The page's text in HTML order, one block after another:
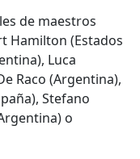
de maestros
Hamilton (Estados
Luca
Raco (Argentina),
Stefano
o